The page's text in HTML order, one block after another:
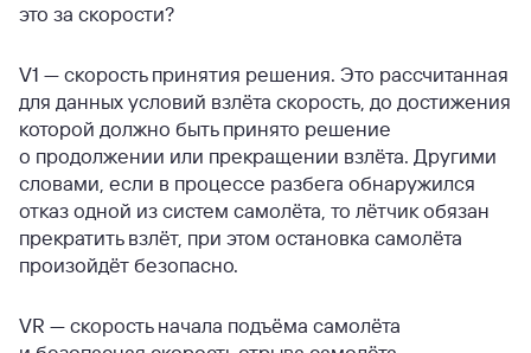
это за скорости?
V1 — скорость принятия решения. Это рассчитанная
для данных условий взлёта скорость, до достижения
которой должно быть принято решение
о продолжении или прекращении взлёта. Другими
словами, если в процессе разбега обнаружился
отказ одной из систем самолёта, то лётчик обязан
прекратить взлёт, при этом остановка самолёта
произойдёт безопасно.
VR — скорость начала подъёма самолёта